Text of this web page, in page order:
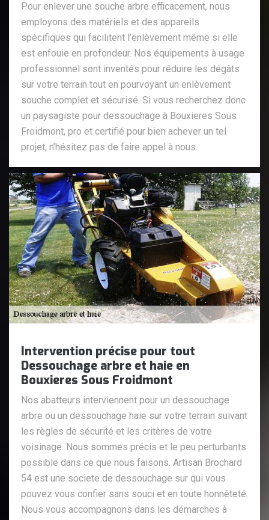
Pour enlever une souche arbre efficacement, nous
employons des matériels et des appareils
spécifiques qui facilitent l’enlèvement même si elle
est enfouie en profondeur. Nos équipements à usage
professionnel sont inventés pour réduire les dégâts
sur votre terrain tout en pourvoyant un enlèvement
souche complet et sécurisé. Si vous recherchez donc
un paysagiste pour dessouchage à Bouxieres Sous
Froidmont, pro et certifié pour bien achever un tel
projet, n’hésitez pas de faire appel à nous.
Intervention précise pour tout
Dessouchage arbre et haie en
Bouxieres Sous Froidmont
Nos abatteurs interviennent pour un dessouchage
arbre ou un dessouchage haie sur votre terrain suivant
les règles de sécurité et les critères de votre
voisinage. Nous sommes précis et le peu perturbants
possible dans ce que nous faisons. Artisan Brochard
54 est une societe de dessouchage sur qui vous
pouvez vous confier sans souci et en toute honnêteté.
Nous vous accompagnons dans les démarches à